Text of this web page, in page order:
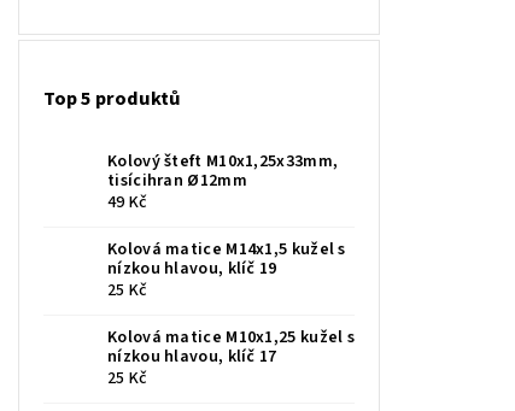
Top 5 produktů
Kolový šteft M10x1,25x33mm,
tisícihran Ø12mm
49 Kč
Kolová matice M14x1,5 kužel s
nízkou hlavou, klíč 19
25 Kč
Kolová matice M10x1,25 kužel s
nízkou hlavou, klíč 17
25 Kč